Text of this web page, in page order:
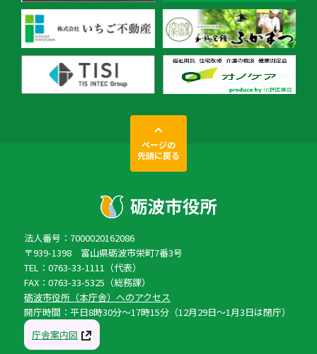
ページの
先頭に戻る
法人番号：7000020162086
〒939-1398 富山県砺波市栄町7番3号
TEL：0763-33-1111（代表）
FAX：0763-33-5325（総務課）
砺波市役所（本庁舎）へのアクセス
開庁時間：平日8時30分〜17時15分（12月29日〜1月3日は閉庁）
庁舎案内図